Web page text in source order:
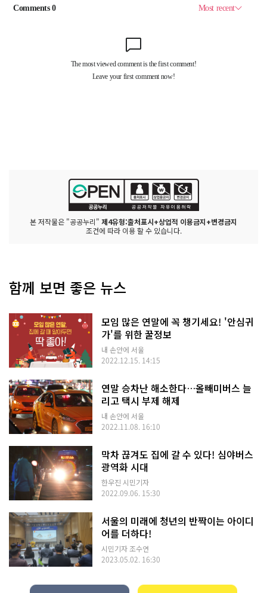
본 저작물은 "공공누리" 제4유형:출처표시+상업적 이용금지+변경금지
조건에 따라 이용 할 수 있습니다.
함께 보면 좋은 뉴스
모임 많은 연말에 꼭 챙기세요! '안심귀
가'를 위한 꿀정보
내 손안에 서울
2022.12.15. 14:15
연말 승차난 해소한다…올빼미버스 늘
리고 택시 부제 해제
내 손안에 서울
2022.11.08. 16:10
막차 끊겨도 집에 갈 수 있다! 심야버스
광역화 시대
한우진 시민기자
2022.09.06. 15:30
서울의 미래에 청년의 반짝이는 아이디
어를 더하다!
시민기자 조수연
2023.05.02. 16:30